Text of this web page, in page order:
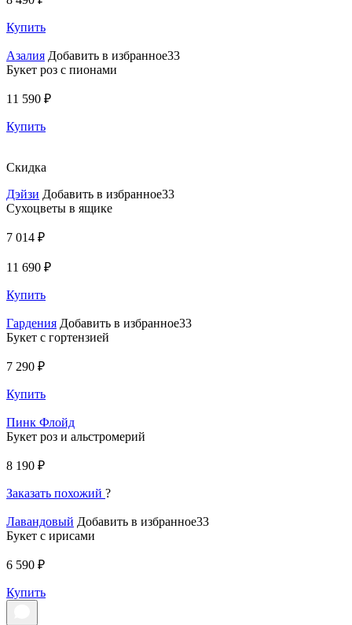
Купить
Азалия Добавить в избранное33
Букет роз с пионами
11 590 ₽
Купить
Скидка
Дэйзи Добавить в избранное33
Сухоцветы в ящике
7 014 ₽
11 690 ₽
Купить
Гардения Добавить в избранное33
Букет с гортензией
7 290 ₽
Купить
Пинк Флойд
Букет роз и альстромерий
8 190 ₽
Заказать похожий ?
Лавандовый Добавить в избранное33
Букет с ирисами
6 590 ₽
Купить